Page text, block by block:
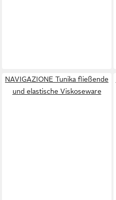
NAVIGAZIONE Tunika fließende
und elastische Viskoseware